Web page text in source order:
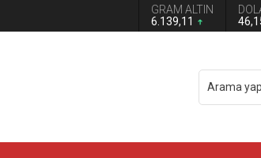
GRAM ALTIN
6.139,11